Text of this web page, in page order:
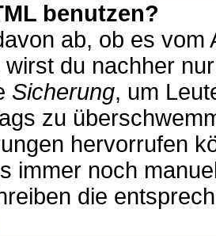
benutzen?
ab, ob es
du nachher
Sicherung, um
zu
hervorrufen
immer noch
die